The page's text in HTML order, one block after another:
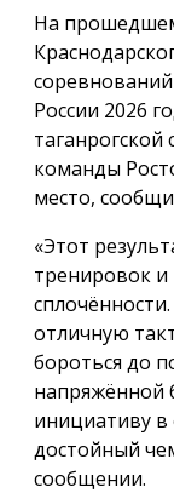
На
России 2026
команды
место,
«Этот
тренировок
отличную
бороться до
напряжённой
инициативу в
достойный
сообщении.